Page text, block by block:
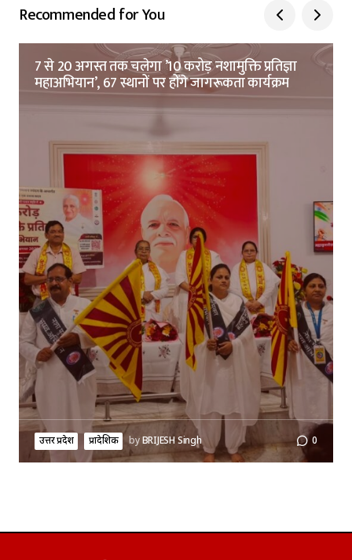
Recommended for You
7 से 20 अगस्त तक चलेगा ’10 करोड़ नशामुक्ति प्रतिज्ञा
महाअभियान’, 67 स्थानों पर होंगे जागरूकता कार्यक्रम
उत्तर प्रदेश प्रादेशिक byBRIJESH Singh 0